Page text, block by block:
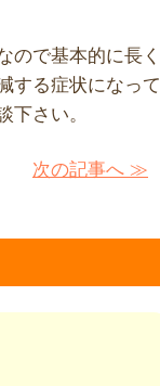
ので基本的に長く
する症状になって
下さい。
次の記事へ ≫